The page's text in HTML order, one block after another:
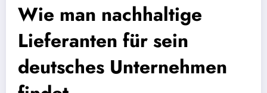
Wie man nachhaltige
Lieferanten für sein
deutsches Unternehmen